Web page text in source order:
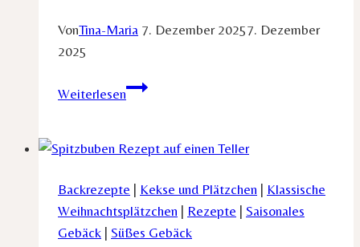
VonTina-Maria 7. Dezember 20257. Dezember
2025
WeiterlesenWarum
Bueno-
unbedingt
probieren
solltest
Backrezepte Kekse und Plätzchen
Klassische
Weihnachtsplätzchen
Rezepte
Saisonales
Gebäck
Süßes Gebäck